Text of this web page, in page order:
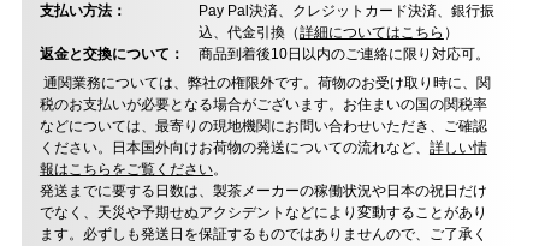
支払い方法：
Pay Pal決済、クレジットカード決済、銀行振
込、代金引換（詳細についてはこちら ）
返金と交換について：
商品到着後10日以内のご連絡に限り対応可。
通関業務については、弊社の権限外です。荷物のお受け取り時に、関
税のお支払いが必要となる場合がございます。お住まいの国の関税率
などについては、最寄りの現地機関にお問い合わせいただき、ご確認
ください。日本国外向けお荷物の発送についての流れなど、 詳しい情
報はこちらをご覧ください。
発送までに要する日数は、製茶メーカーの稼働状況や日本の祝日だけ
でなく、天災や予期せぬアクシデントなどにより変動することがあり
ます。必ずしも発送日を保証するものではありませんので、ご了承く